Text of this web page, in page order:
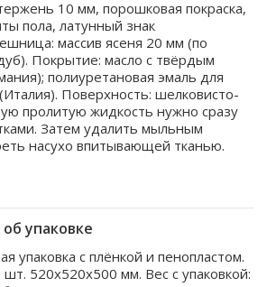
10 мм, порошковая покраска,
пола, латунный знак
массив ясеня 20 мм (по
Покрытие: масло с твёрдым
полиуретановая эмаль для
Поверхность: шелковисто-
пролитую жидкость нужно сразу
Затем удалить мыльным
насухо впитывающей тканью.
упаковке
упаковка с плёнкой и пенопластом.
шт. 520x520x500 мм. Вес с упаковкой: